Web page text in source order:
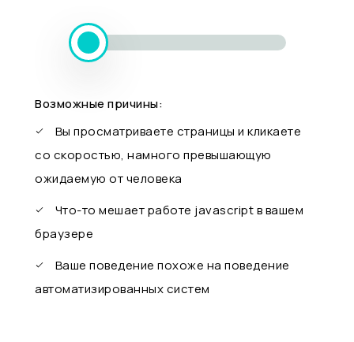
Возможные причины:
Вы просматриваете страницы и кликаете
со скоростью, намного превышающую
ожидаемую от человека
Что-то мешает работе javascript в вашем
браузере
Ваше поведение похоже на поведение
автоматизированных систем